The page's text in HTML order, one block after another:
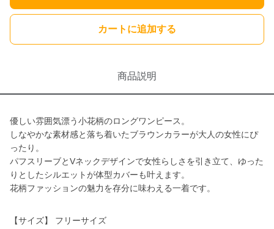
カートに追加する
商品説明
優しい雰囲気漂う小花柄のロングワンピース。
しなやかな素材感と落ち着いたブラウンカラーが大人の女性にぴ
ったり。
パフスリーブとVネックデザインで女性らしさを引き立て、ゆった
りとしたシルエットが体型カバーも叶えます。
花柄ファッションの魅力を存分に味わえる一着です。
【サイズ】 フリーサイズ